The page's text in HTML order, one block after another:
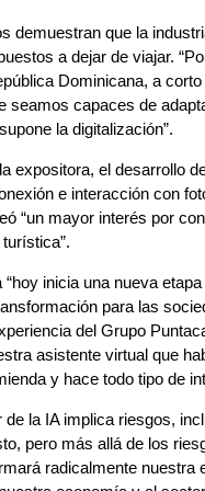
demuestran que la
a dejar de viajar.
Dominicana, a
seamos capaces de
la digitalización”.
expositora, el desarrollo
e interacción con
“un mayor interés por
inicia una nueva
para las
del Grupo
asistente virtual que
y hace todo tipo de
la IA implica riesgos,
pero más allá de los
radicalmente nuestra